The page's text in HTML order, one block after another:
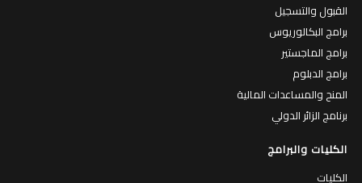
القبول والتسجيل
برامج البكالوريوس
برامج الماجستير
برامج الدبلوم
المنح والمساعدات المالية
برنامج الزائر الدولي
الكليات والبرامج
الكليات